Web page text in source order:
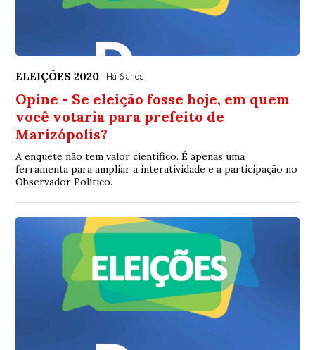
ELEIÇÕES 2020 Há 6 anos
Opine - Se eleição fosse hoje, em quem
você votaria para prefeito de
Marizópolis?
A enquete não tem valor científico. É apenas uma
ferramenta para ampliar a interatividade e a participação no
Observador Político.